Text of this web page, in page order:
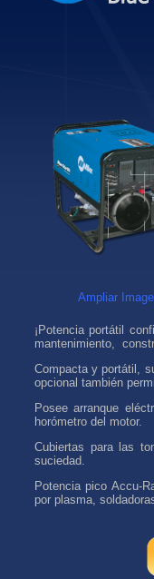
Ampliar
¡Potencia portátil
mantenimiento,
Compacta y portátil,
opcional también
Posee arranque
horómetro del motor.
Cubiertas para las
suciedad.
Potencia pico Accu-
por plasma,